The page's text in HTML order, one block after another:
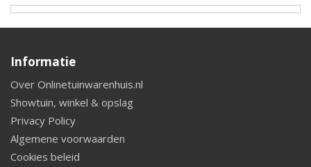
Informatie
Over Onlinetuinwarenhuis.nl
Showtuin, winkel & opslag
Privacy Policy
Algemene voorwaarden
Cookies beleid